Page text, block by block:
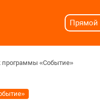
Прямой
программы «Событие»